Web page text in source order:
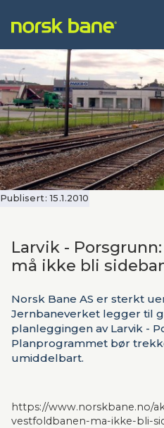
Publisert: 15.1.2010
Larvik -
må ikke bli
Norsk Bane AS er sterkt
Jernbaneverket legger til
planleggingen av Larvik -
Planprogrammet bør
umiddelbart.
https://www.norskbane.no/
vestfoldbanen-ma-ikke-bli-